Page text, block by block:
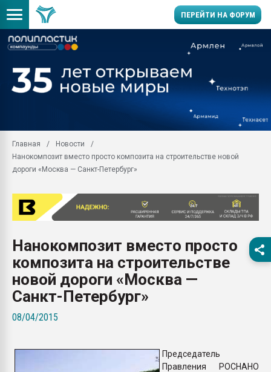
ПЕРЕЙТИ НА ФОРУМ
производство SPC
заводу пластмасс"
28.07.2026
первый план в
28.07.2026
ситуацией на
Всё, что касается
Главная
Новости
Нанокомпозит вместо просто композита на строительстве новой
дороги «Москва — Санкт-Петербург»
Нанокомпозит вместо просто
композита на строительстве
новой дороги «Москва —
Санкт-Петербург»
08/04/2015
Председатель
Правления РОСНАНО